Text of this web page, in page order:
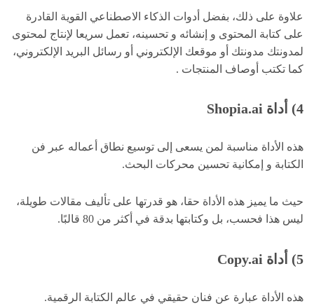
علاوة على ذلك، بفضل أدوات الذكاء الاصطناعي القوية القادرة
على كتابة المحتوى و إنشائه و تحسينه، تعمل سريعا لإنتاج لمحتوى
لمدونتك مدونتك أو موقعك الإلكتروني أو رسائل البريد الإلكتروني،
كما تكتب أوصاف المنتجات .
4) أداة Shopia.ai
هذه الأداة مناسبة لمن يسعى إلى توسيع نطاق أعماله عبر فن
الكتابة و إمكانية تحسين محركات البحث.
حيث ما يميز هذه الأداة حقا، هو قدرتها على تأليف مقالات طويلة،
ليس هذا فحسب، بل وكتابتها بدقة في أكثر من 80 قالبًا.
5) أداة Copy.ai
هذه الأداة عبارة عن فنان حقيقي في عالم الكتابة الرقمية.